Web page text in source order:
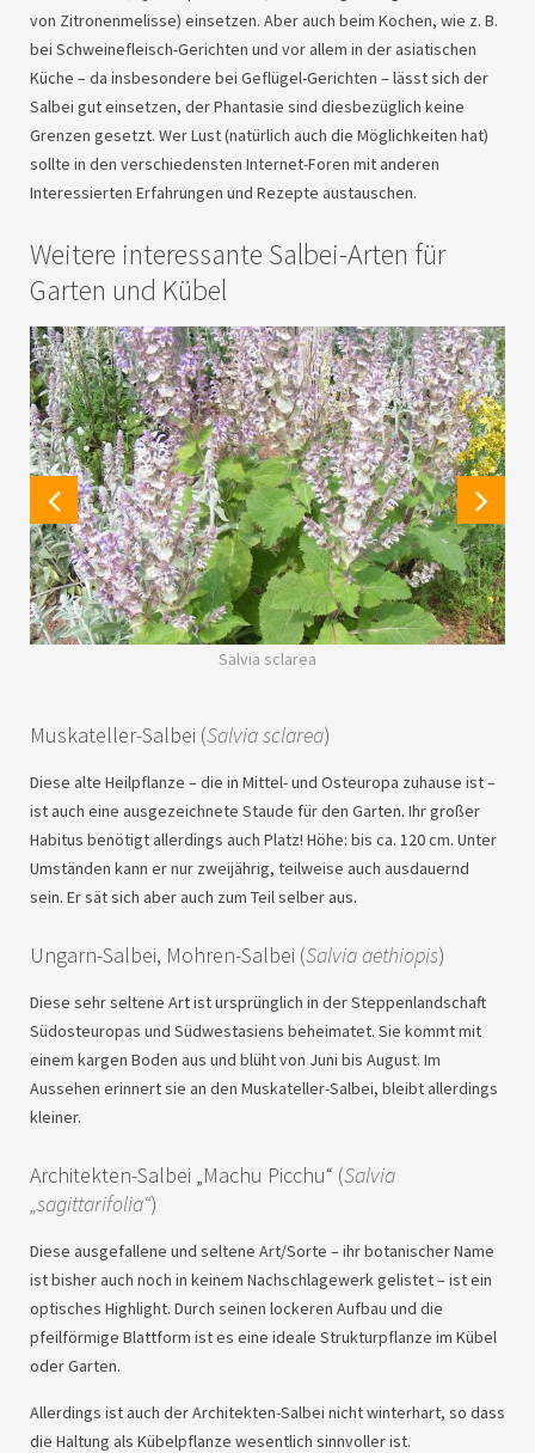
von Zitronenmelisse) einsetzen. Aber auch beim Kochen, wie z. B.
bei Schweinefleisch-Gerichten und vor allem in der asiatischen
Küche – da insbesondere bei Geflügel-Gerichten – lässt sich der
Salbei gut einsetzen, der Phantasie sind diesbezüglich keine
Grenzen gesetzt. Wer Lust (natürlich auch die Möglichkeiten hat)
sollte in den verschiedensten Internet-Foren mit anderen
Interessierten Erfahrungen und Rezepte austauschen.
Weitere interessante Salbei-Arten für
Garten und Kübel
Salvia sclarea
Muskateller-Salbei (Salvia sclarea)
Diese alte Heilpflanze – die in Mittel- und Osteuropa zuhause ist –
ist auch eine ausgezeichnete Staude für den Garten. Ihr großer
Habitus benötigt allerdings auch Platz! Höhe: bis ca. 120 cm. Unter
Umständen kann er nur zweijährig, teilweise auch ausdauernd
sein. Er sät sich aber auch zum Teil selber aus.
Ungarn-Salbei, Mohren-Salbei (Salvia aethiopis)
Diese sehr seltene Art ist ursprünglich in der Steppenlandschaft
Südosteuropas und Südwestasiens beheimatet. Sie kommt mit
einem kargen Boden aus und blüht von Juni bis August. Im
Aussehen erinnert sie an den Muskateller-Salbei, bleibt allerdings
kleiner.
Architekten-Salbei „Machu Picchu“ (Salvia
„sagittarifolia“)
Diese ausgefallene und seltene Art/Sorte – ihr botanischer Name
ist bisher auch noch in keinem Nachschlagewerk gelistet – ist ein
optisches Highlight. Durch seinen lockeren Aufbau und die
pfeilförmige Blattform ist es eine ideale Strukturpflanze im Kübel
oder Garten.
Allerdings ist auch der Architekten-Salbei nicht winterhart, so dass
die Haltung als Kübelpflanze wesentlich sinnvoller ist.